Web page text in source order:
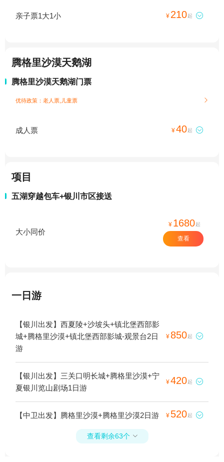
亲子票1大1小 ¥ 210起 
腾格里沙漠天鹅湖
腾格里沙漠天鹅湖门票
优待政策：老人票,儿童票 
成人票 ¥40起 
项目
五湖穿越包车+银川市区接送
大小同价
¥ 1680起
查看
一日游
【银川出发】西夏陵+沙坡头+镇北堡西部影
城+腾格里沙漠+镇北堡西部影城-观景台2日
游
¥ 850起 
【银川出发】三关口明长城+腾格里沙漠+宁
夏银川览山剧场1日游
¥420起 
【中卫出发】腾格里沙漠+腾格里沙漠2日游 ¥ 520起 
查看剩余63个 